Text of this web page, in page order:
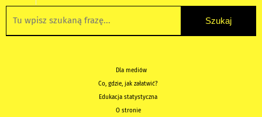
Dla mediów
Co, gdzie, jak załatwić?
Edukacja statystyczna
O stronie